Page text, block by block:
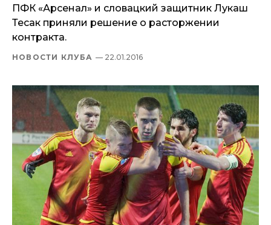
ПФК «Арсенал» и словацкий защитник Лукаш
Тесак приняли решение о расторжении
контракта.
НОВОСТИ КЛУБА — 22.01.2016